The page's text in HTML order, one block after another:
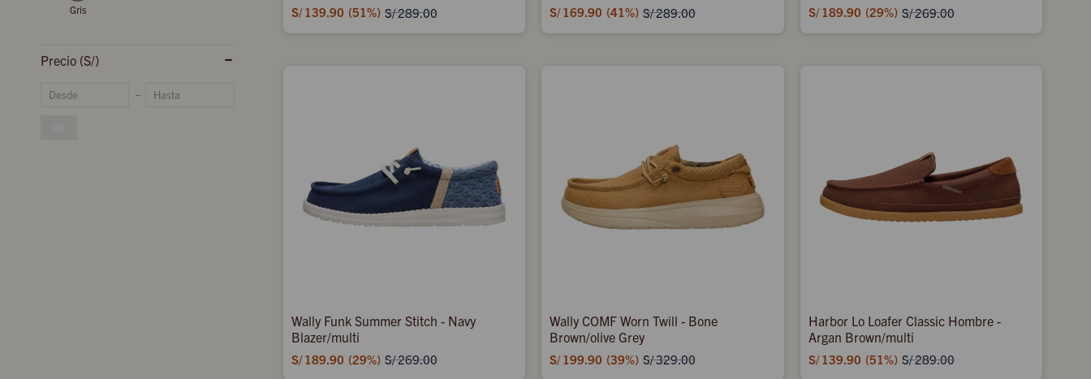
S/ 139.90 51 S/289.00 S/ 169.90 41 S/289.00 S/ 189.90 29 S/269.00
Wally Funk Summer Stitch - Navy
Blazer/multi
S/ 189.90 29 S/269.00
Wally COMF Worn Twill - Bone
Brown/olive Grey
S/ 199.90 39 S/329.00
Harbor Lo Loafer Classic Hombre -
Argan Brown/multi
S/ 139.90 51 S/289.00
Precio (S/)
Gris